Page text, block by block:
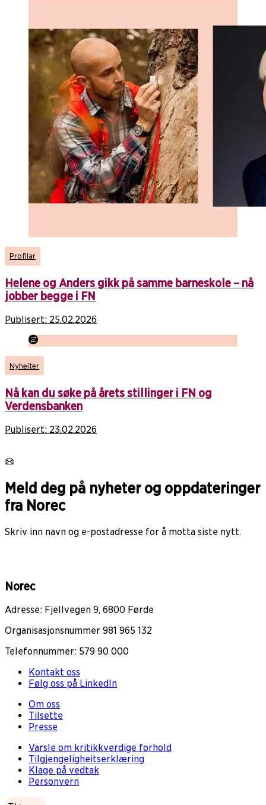
Profilar
Helene og Anders gikk på samme barneskole – nå
jobber begge i FN
Publisert: 25.02.2026
Nyheiter
Nå kan du søke på årets stillinger i FN og
Verdensbanken
Publisert: 23.02.2026
Meld deg på nyheter og oppdateringer
fra Norec
Skriv inn navn og e-postadresse for å motta siste nytt.
Norec
Adresse: Fjellvegen 9, 6800 Førde
Organisasjonsnummer 981 965 132
Telefonnummer: 579 90 000
Kontakt oss
Følg oss på LinkedIn
Om oss
Tilsette
Presse
Varsle om kritikkverdige forhold
Tilgjengeligheitserklæring
Klage på vedtak
Personvern